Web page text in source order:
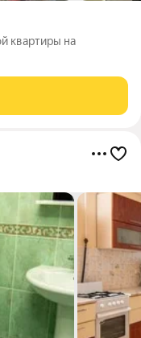
квартиры на